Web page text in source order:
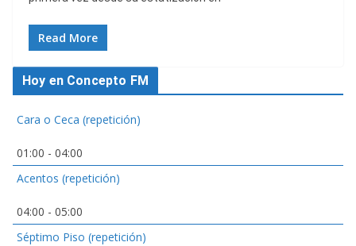
Read More
Hoy en Concepto FM
Cara o Ceca (repetición)
01:00 - 04:00
Acentos (repetición)
04:00 - 05:00
Séptimo Piso (repetición)